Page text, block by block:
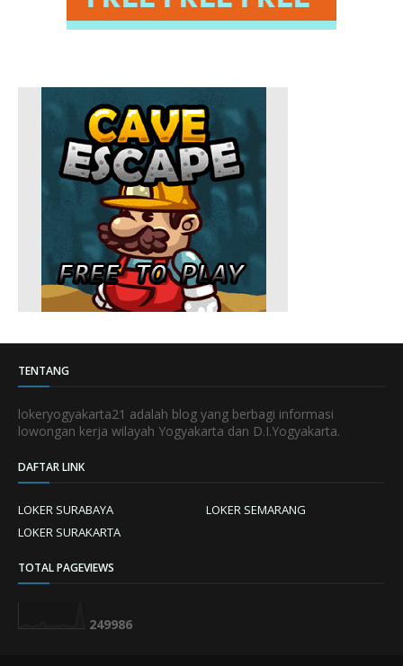
TENTANG
lokeryogyakarta21 adalah blog yang berbagi informasi
lowongan kerja wilayah Yogyakarta dan D.I.Yogyakarta.
DAFTAR LINK
LOKER SURABAYA
LOKER SEMARANG
LOKER SURAKARTA
TOTAL PAGEVIEWS
249986